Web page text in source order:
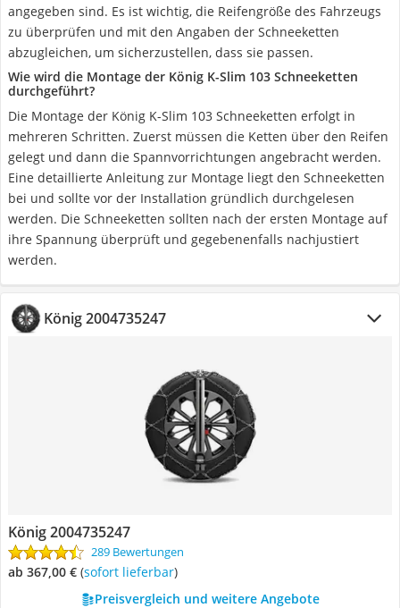
angegeben sind. Es ist wichtig, die Reifengröße des Fahrzeugs
zu überprüfen und mit den Angaben der Schneeketten
abzugleichen, um sicherzustellen, dass sie passen.
Wie wird die Montage der König K-Slim 103 Schneeketten
durchgeführt?
Die Montage der König K-Slim 103 Schneeketten erfolgt in
mehreren Schritten. Zuerst müssen die Ketten über den Reifen
gelegt und dann die Spannvorrichtungen angebracht werden.
Eine detaillierte Anleitung zur Montage liegt den Schneeketten
bei und sollte vor der Installation gründlich durchgelesen
werden. Die Schneeketten sollten nach der ersten Montage auf
ihre Spannung überprüft und gegebenenfalls nachjustiert
werden.
König 2004735247
König 2004735247
289 Bewertungen
ab 367,00 € ( Sofort lieferbar)
Preisvergleich und weitere Angebote